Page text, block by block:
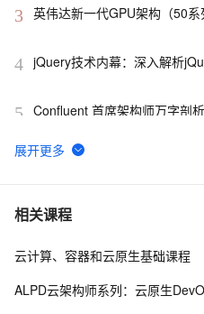
3 英伟达新一代GPU架构（50
4 jQuery技术内幕：深入解析
5 Confluent 首席架构师万字剖
6 YOLO（You only look once）
7 教你微信IM即时消息系统的架
8 Kafka为什么是高性能高并发高
相关课程
云计算、容器和云原生基础课程
ALPD云架构师系列：云原生